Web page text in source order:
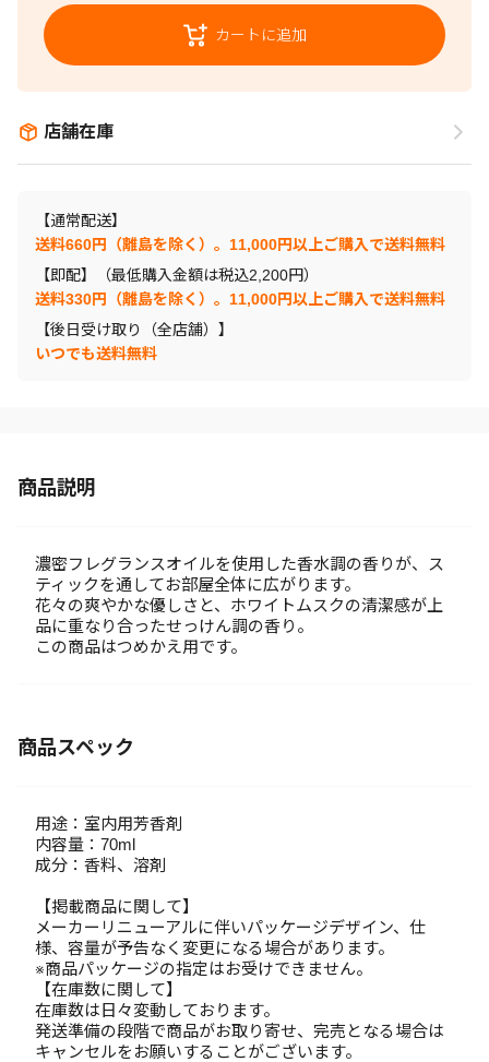
カートに追加
店舗在庫
【通常配送】
送料660円（離島を除く）。11,000円以上ご購入で送料無料
【即配】（最低購入金額は税込2,200円）
送料330円（離島を除く）。11,000円以上ご購入で送料無料
【後日受け取り（全店舗）】
いつでも送料無料
商品説明
濃密フレグランスオイルを使用した香水調の香りが、ス
ティックを通してお部屋全体に広がります。
花々の爽やかな優しさと、ホワイトムスクの清潔感が上
品に重なり合ったせっけん調の香り。
この商品はつめかえ用です。
商品スペック
用途：室内用芳香剤
内容量：70ml
成分：香料、溶剤
【掲載商品に関して】
メーカーリニューアルに伴いパッケージデザイン、仕
様、容量が予告なく変更になる場合があります。
※商品パッケージの指定はお受けできません。
【在庫数に関して】
在庫数は日々変動しております。
発送準備の段階で商品がお取り寄せ、完売となる場合は
キャンセルをお願いすることがございます。